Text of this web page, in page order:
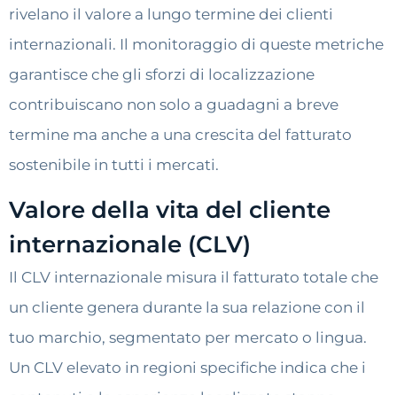
rivelano il valore a lungo termine dei clienti
internazionali. Il monitoraggio di queste metriche
garantisce che gli sforzi di localizzazione
contribuiscano non solo a guadagni a breve
termine ma anche a una crescita del fatturato
sostenibile in tutti i mercati.
Valore della vita del cliente
internazionale (CLV)
Il CLV internazionale misura il fatturato totale che
un cliente genera durante la sua relazione con il
tuo marchio, segmentato per mercato o lingua.
Un CLV elevato in regioni specifiche indica che i